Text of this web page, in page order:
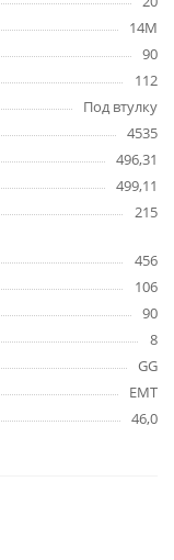
14M
90
112
Под втулку
4535
496,31
499,11
215
456
106
90
8
GG
EMT
46,0